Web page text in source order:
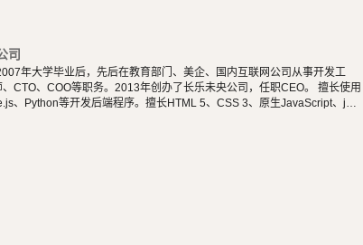
框架中，还包含许多功能强大的第三方插件，使得 Django
目源自一个在线新闻 Web 站点，于 2005 年以开源的形式
心组件有：
司
年大学毕业后，先后在教育部门、美企、国内互联网公司从事开发工
、COO等职务。2013年创办了长乐未央公司，任职CEO。 擅长使用
、Python等开发后端程序。擅长HTML 5、CSS 3、原生JavaScript、jQu